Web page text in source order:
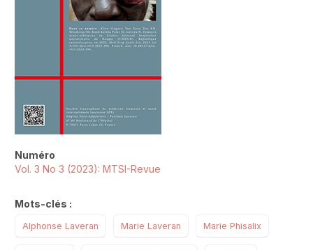
Numéro
Vol. 3 No 3 (2023): MTSI-Revue
Mots-clés :
Alphonse Laveran Marie Laveran Marie Phisalix